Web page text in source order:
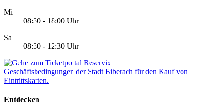
Mi
08:30 - 18:00 Uhr
Sa
08:30 - 12:30 Uhr
Geschäftsbedingungen der Stadt Biberach für den Kauf von
Eintrittskarten.
Entdecken